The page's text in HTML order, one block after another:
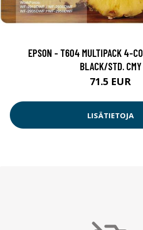
EPSON - T604 MULTIPACK 4-
BLACK/STD. CMY
71.5 EUR
LISÄTIETOJA